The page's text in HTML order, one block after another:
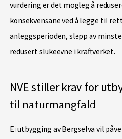
vurdering er det mogleg å
konsekvensane ved å legge til
anleggsperioden, slepp av
redusert slukeevne i kraftverket.
NVE stiller krav for
til naturmangfald
Ei utbygging av Bergselva vil